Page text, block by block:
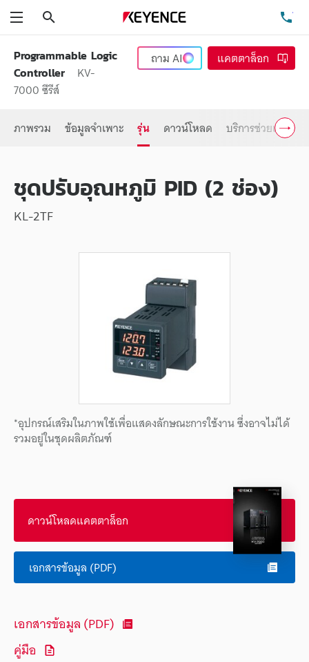
Programmable Logic
Controller
KV-
7000 ซีรีส์
ถามAI แคตตาล็อก
ภาพรวม ข้อมูลจำเพาะ รุ่น ดาวน์โหลด บริการช่วยเหลือ
ชุดปรับอุณหภูมิ PID (2 ช่อง)
KL-2TF
*อุปกรณ์เสริมในภาพใช้เพื่อแสดงลักษณะการใช้งาน ซึ่งอาจไม่ได้
รวมอยู่ในชุดผลิตภัณฑ์
ดาวน์โหลดแคตตาล็อก
เอกสารข้อมูล (PDF)
เอกสารข้อมูล (PDF)
คู่มือ